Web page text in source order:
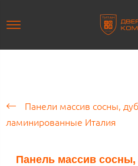
Панели массив сосны,
ламинированные Италия
Панель массив